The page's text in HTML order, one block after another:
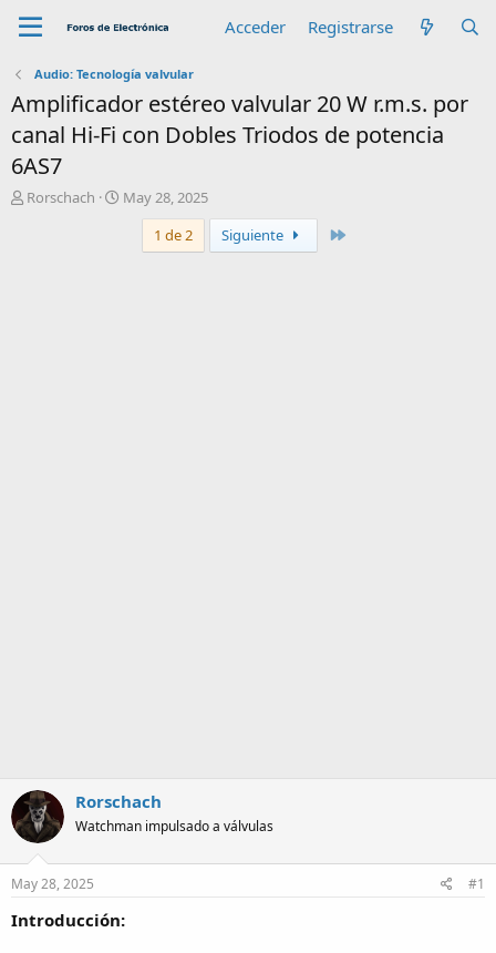
Acceder Registrarse
Audio: Tecnología valvular
Amplificador estéreo valvular 20 W r.m.s. por
canal Hi-Fi con Dobles Triodos de potencia
6AS7
A
Rorschach
F
May 28, 2025
1 de 2
Siguiente
Rorschach
Watchman impulsado a válvulas
May 28, 2025 #1
Introducción: